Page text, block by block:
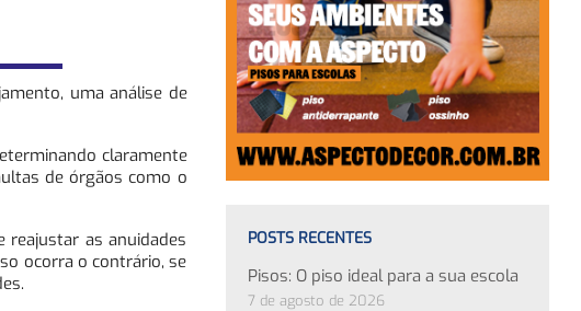
uma análise de
claramente
de órgãos como o
reajustar as anuidades
ocorra o contrário, se
POSTS RECENTES
Pisos: O piso ideal para a sua escola
7 de agosto de 2026